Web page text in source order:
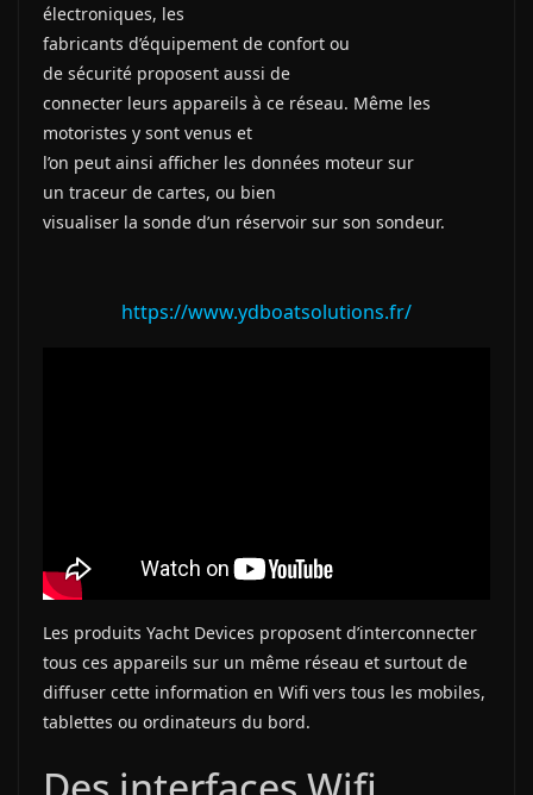
électroniques, les
fabricants d’équipement de confort ou
de sécurité proposent aussi de
connecter leurs appareils à ce réseau. Même les
motoristes y sont venus et
l’on peut ainsi afficher les données moteur sur
un traceur de cartes, ou bien
visualiser la sonde d’un réservoir sur son sondeur.
https://www.ydboatsolutions.fr/
Les produits Yacht Devices proposent d’interconnecter
tous ces appareils sur un même réseau et surtout de
diffuser cette information en Wifi vers tous les mobiles,
tablettes ou ordinateurs du bord.